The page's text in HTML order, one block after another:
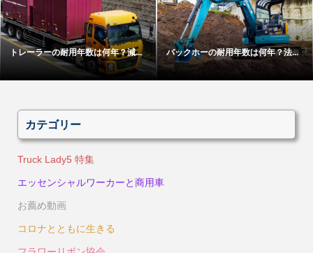
トレーラーの耐用年数は何年？減... バックホーの耐用年数は何年？法...
カテゴリー
Truck Lady5 特集
エッセンシャルワーカーと商用車
お薦め動画
コロナとともに生きる